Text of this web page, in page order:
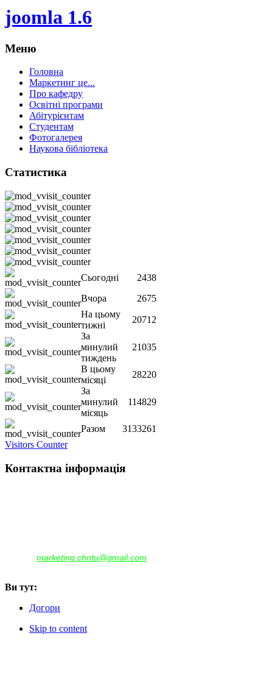
joomla 1.6
Меню
Головна
Маркетинг це...
Про кафедру
Освітні програми
Абітурієнтам
Студентам
Фотогалерея
Наукова бібліотека
Статистика
Сьогодні
2438
Вчора
2675
На цьому
тижні
20712
За
минулий
тиждень
21035
В цьому
місяці
28220
За
минулий
місяць
114829
Разом
3133261
Visitors Counter
Контактна інформація
marketing.chntu@gmail.com
Ви тут:
Догори
Skip to content